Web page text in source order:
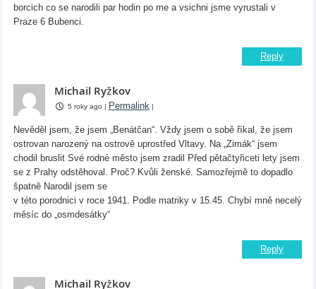
borcich co se narodili par hodin po me a vsichni jsme vyrustali v
Praze 6 Bubenci.
Reply
Michail Ryžkov
5 roky ago | Permalink |
Nevěděl jsem, že jsem „Benátčan“. Vždy jsem o sobě říkal, že jsem
ostrovan narozený na ostrově uprostřed Vltavy. Na „Zimák“ jsem
chodil bruslit Své rodné město jsem zradil Před pětačtyřiceti lety jsem
se z Prahy odstěhoval. Proč? Kvůli ženské. Samozřejmě to dopadlo
špatně Narodil jsem se
v této porodnici v roce 1941. Podle matriky v 15.45. Chybí mně necelý
měsíc do „osmdesátky“
Reply
Michail Ryžkov